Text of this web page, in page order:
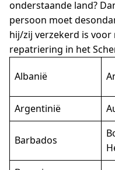
onderstaande land?
persoon moet
hij/zij verzekerd is voor
repatriering in het
Albanië
Argentinië
Barbados